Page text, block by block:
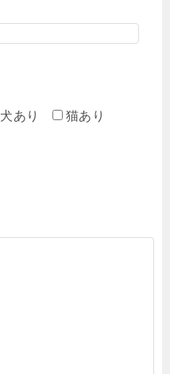
犬あり 猫あり